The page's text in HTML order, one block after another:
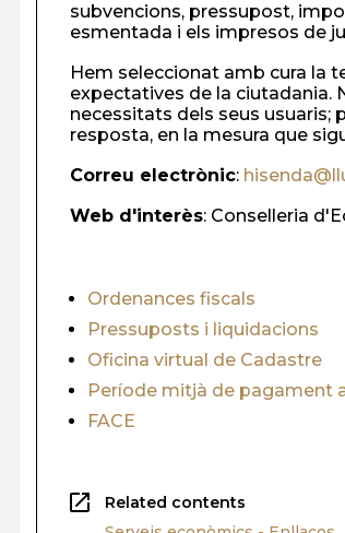
subvencions, pressupost,
esmentada i els impresos de
Hem seleccionat amb cura la
expectatives de la ciutadania.
necessitats dels seus
resposta, en la mesura que
Correu electrònic:
Web d'interès: Conselleria
Ordenances fiscals
Pressuposts i liquidacions
Oficina virtual de Cadastre
Període mitjà de pagament
FACE
Related contents